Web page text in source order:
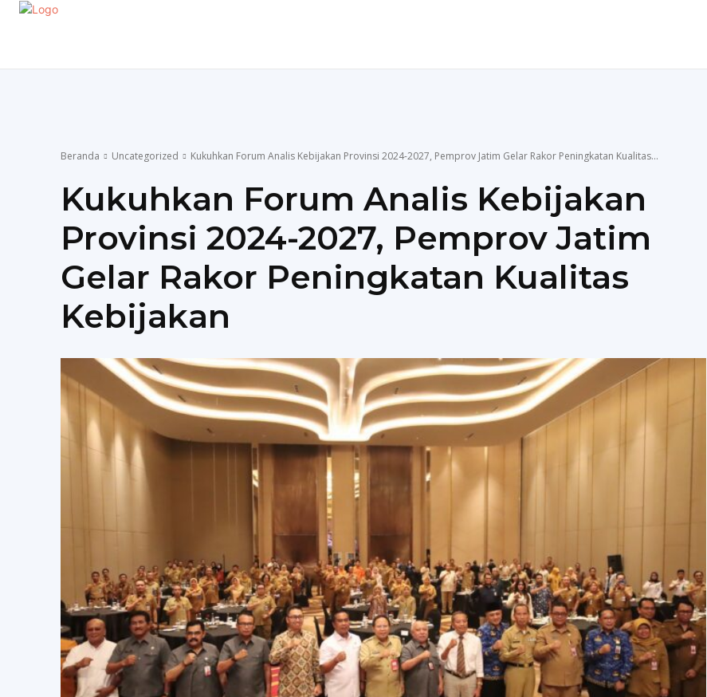
Beranda Uncategorized Kukuhkan Forum Analis Kebijakan Provinsi 2024-2027, Pemprov Jatim Gelar Rakor Peningkatan Kualitas...
Kukuhkan Forum Analis Kebijakan
Provinsi 2024-2027, Pemprov Jatim
Gelar Rakor Peningkatan Kualitas
Kebijakan